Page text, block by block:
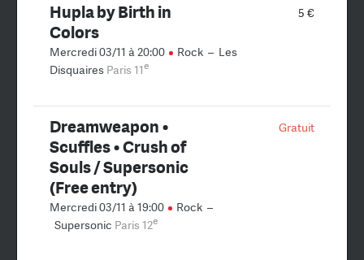
5 €
Hupla by Birth in
Colors
Mercredi 03/11 à 20:00 Rock – Les
Disquaires Paris 11e
Gratuit
Dreamweapon •
Scuffles • Crush of
Souls / Supersonic
(Free entry)
Mercredi 03/11 à 19:00 Rock –
Supersonic Paris 12e